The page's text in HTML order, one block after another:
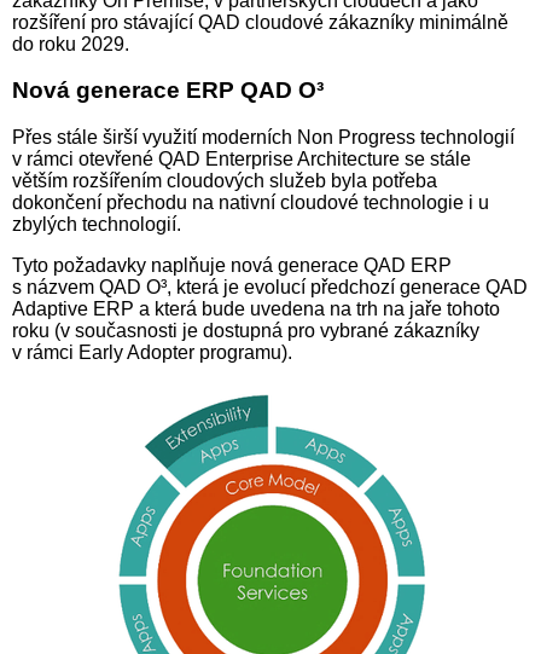
rozšíření pro stávající QAD cloudové zákazníky minimálně
do roku 2029.
Nová generace ERP QAD O³
Přes stále širší využití moderních Non Progress technologií
v rámci otevřené QAD Enterprise Architecture se stále
větším rozšířením cloudových služeb byla potřeba
dokončení přechodu na nativní cloudové technologie i u
zbylých technologií.
Tyto požadavky naplňuje nová generace QAD ERP
s názvem QAD O³, která je evolucí předchozí generace QAD
Adaptive ERP a která bude uvedena na trh na jaře tohoto
roku (v současnosti je dostupná pro vybrané zákazníky
v rámci Early Adopter programu).